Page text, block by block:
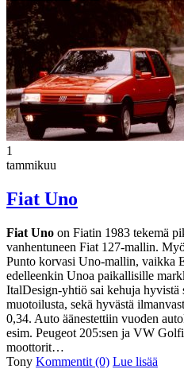
1
tammikuu
Fiat Uno
Fiat Uno on Fiatin 1983 tekemä
vanhentuneen Fiat 127-mallin.
Punto korvasi Uno-mallin, vaikka
edelleenkin Unoa paikallisille
ItalDesign-yhtiö sai kehuja hyvistä
muotoilusta, sekä hyvästä
0,34. Auto äänestettiin vuoden
esim. Peugeot 205:sen ja VW
moottorit…
Tony Kommentit (0) Lue lisää